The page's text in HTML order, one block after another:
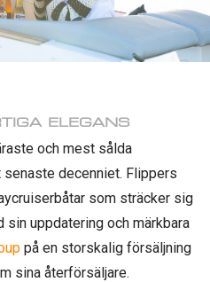
ELEGANS
och mest sålda
decenniet. Flippers
som sträcker sig
sin uppdatering och märkbara
på en storskalig försäljning
sina återförsäljare.